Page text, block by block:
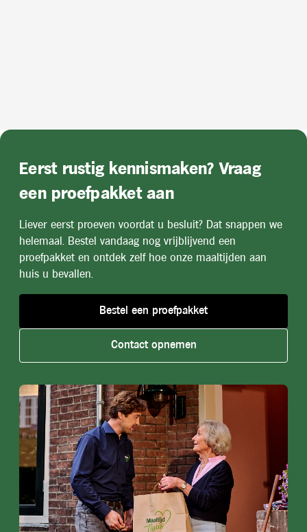
Eerst rustig kennismaken? Vraag
een proefpakket aan
Liever eerst proeven voordat u besluit? Dat snappen we
helemaal. Bestel vandaag nog vrijblijvend een
proefpakket en ontdek zelf hoe onze maaltijden aan
huis u bevallen.
Bestel een proefpakket
Contact opnemen